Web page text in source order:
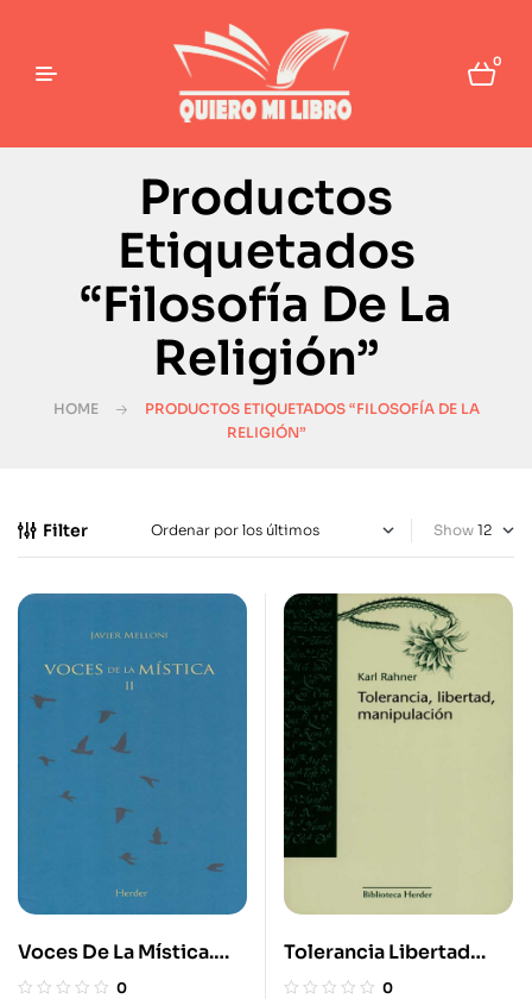
0
Productos
Etiquetados
“Filosofía De La
Religión”
HOME
PRODUCTOS ETIQUETADOS “FILOSOFÍA DE LA
RELIGIÓN”
Filter Show
Voces De La Mística.
Vol II
0
Tolerancia Libertad
Manipulación
0